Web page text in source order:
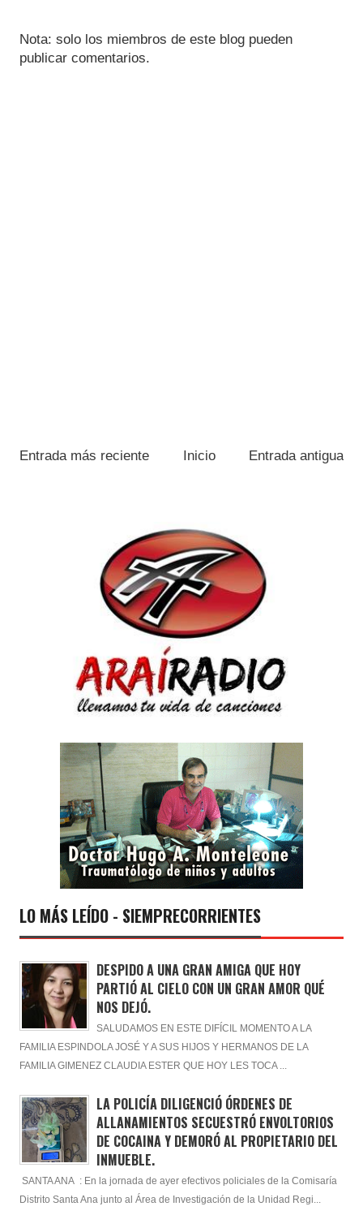
Nota: solo los miembros de este blog pueden
publicar comentarios.
Entrada más reciente Entrada antigua
Inicio
LO MÁS LEÍDO - SIEMPRECORRIENTES
DESPIDO A UNA GRAN AMIGA QUE HOY
PARTIÓ AL CIELO CON UN GRAN AMOR QUÉ
NOS DEJÓ.
SALUDAMOS EN ESTE DIFÍCIL MOMENTO A LA
FAMILIA ESPINDOLA JOSÉ Y A SUS HIJOS Y HERMANOS DE LA
FAMILIA GIMENEZ CLAUDIA ESTER QUE HOY LES TOCA ...
LA POLICÍA DILIGENCIÓ ÓRDENES DE
ALLANAMIENTOS SECUESTRÓ ENVOLTORIOS
DE COCAINA Y DEMORÓ AL PROPIETARIO DEL
INMUEBLE.
SANTA ANA : En la jornada de ayer efectivos policiales de la Comisaría
Distrito Santa Ana junto al Área de Investigación de la Unidad Regi...